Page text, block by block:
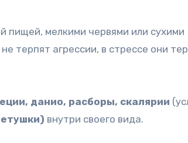
пищей, мелкими червями или сухими
терпят агрессии, в стрессе они
данио, расборы, скалярии
внутри своего вида.